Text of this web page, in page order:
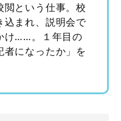
閲という仕事。校
込まれ、説明会で
け……。１年目の
になったか」を